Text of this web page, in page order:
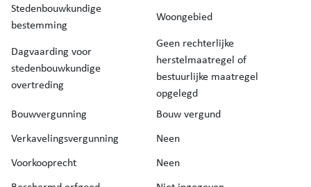
Stedenbouwkundige
bestemming
Woongebied
Dagvaarding voor
stedenbouwkundige
overtreding
Geen rechterlijke
herstelmaatregel of
bestuurlijke maatregel
opgelegd
Bouwvergunning
Bouw vergund
Verkavelingsvergunning
Neen
Voorkooprecht
Neen